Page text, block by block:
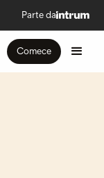
Parte da
Comece